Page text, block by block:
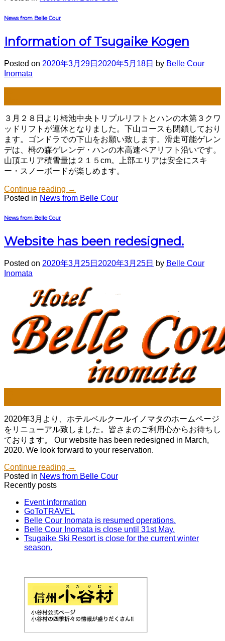
News from Belle Cour
Information of Tsugaike Kogen
Posted on 2020年3月29日 2020年5月18日 by Belle Cour
Inomata
３月２８日より栂池中央トリプルリフトとハンの木第３クワ
ッドリフトが運休となりました。下山コースも閉鎖しており
ます。ゴンドラでの下山をお願い致します。滑走可能ゲレン
デは、栂の森ゲレンデ・ハンの木高速ペアリフト沿いです。
山頂エリア積雪量は２１５cm。上部エリアは安全にスキ
ー・スノーボードが楽しめます。
Continue reading →
Posted in News from Belle Cour
News from Belle Cour
Website has been redesigned.
Posted on 2020年3月25日 2020年3月25日 by Belle Cour
Inomata
2020年3月より、ホテルベルクールイノマタのホームページ
をリニューアル致しました。皆さまのご利用心からお待ちし
ております。 Our website has been redesigned in March,
2020. We look forward to your reservation.
Continue reading →
Posted in News from Belle Cour
Recently posts
Event information
GoToTRAVEL
Belle Cour Inomata is resumed operations.
Belle Cour Inomata is close until 31st May.
Tsugaike Ski Resort is close for the current winter
season.